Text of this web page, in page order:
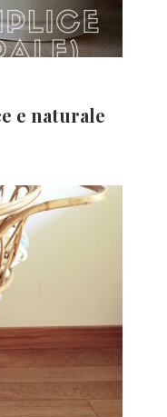
e naturale